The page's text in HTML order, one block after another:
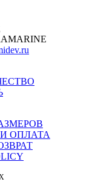
ОПЛАТА